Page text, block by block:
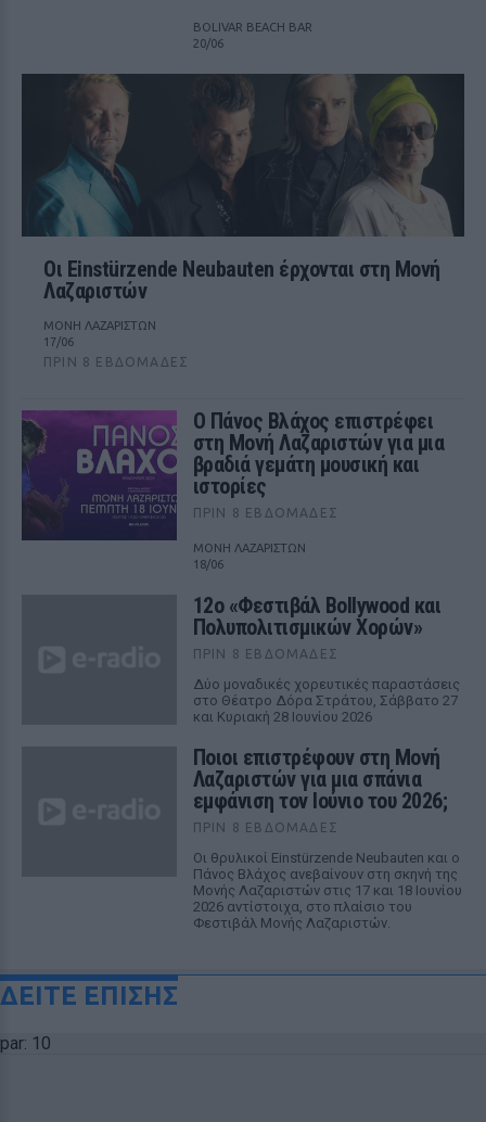
BOLIVAR BEACH BAR
20/06
Οι Einstürzende Neubauten έρχονται στη Μονή
Λαζαριστών
ΜΟΝΗ ΛΑΖΑΡΙΣΤΩΝ
17/06
ΠΡΙΝ 8 ΕΒΔΟΜΆΔΕΣ
Ο Πάνος Βλάχος επιστρέφει
στη Μονή Λαζαριστών για μια
βραδιά γεμάτη μουσική και
ιστορίες
ΠΡΙΝ 8 ΕΒΔΟΜΆΔΕΣ
ΜΟΝΗ ΛΑΖΑΡΙΣΤΩΝ
18/06
12ο «Φεστιβάλ Bollywood και
Πολυπολιτισμικών Χορών»
ΠΡΙΝ 8 ΕΒΔΟΜΆΔΕΣ
Δύο μοναδικές χορευτικές παραστάσεις
στο Θέατρο Δόρα Στράτου, Σάββατο 27
και Κυριακή 28 Ιουνίου 2026
Ποιοι επιστρέφουν στη Μονή
Λαζαριστών για μια σπάνια
εμφάνιση τον Ιούνιο του 2026;
ΠΡΙΝ 8 ΕΒΔΟΜΆΔΕΣ
Οι θρυλικοί Einstürzende Neubauten και ο
Πάνος Βλάχος ανεβαίνουν στη σκηνή της
Μονής Λαζαριστών στις 17 και 18 Ιουνίου
2026 αντίστοιχα, στο πλαίσιο του
Φεστιβάλ Μονής Λαζαριστών.
ΔΕΙΤΕ ΕΠΙΣΗΣ
par: 10